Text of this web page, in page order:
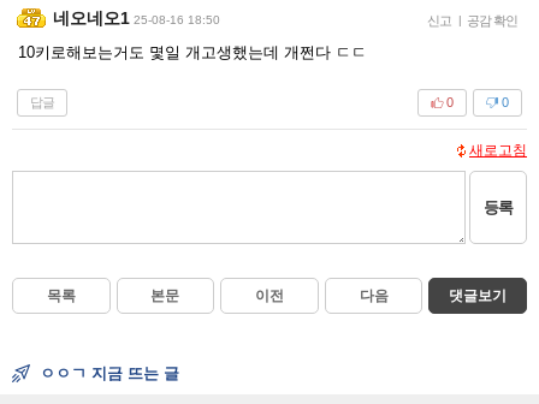
네오네오1 25-08-16 18:50 신고 | 공감 확인
10키로해보는거도 몇일 개고생했는데 개쩐다 ㄷㄷ
답글 0
0
새로고침
등록
목록 본문 이전 다음 댓글보기
ㅇㅇㄱ 지금 뜨는 글